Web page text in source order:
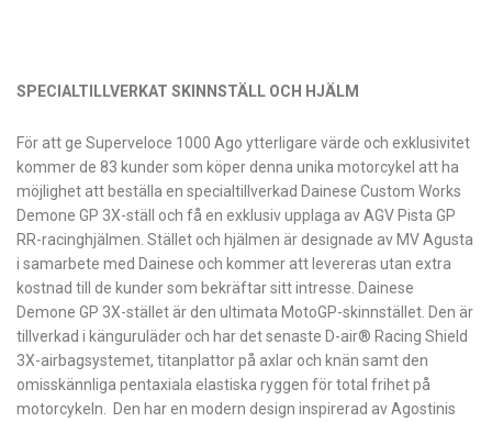
SPECIALTILLVERKAT SKINNSTÄLL OCH HJÄLM
För att ge Superveloce 1000 Ago ytterligare värde och exklusivitet
kommer de 83 kunder som köper denna unika motorcykel att ha
möjlighet att beställa en specialtillverkad Dainese Custom Works
Demone GP 3X-ställ och få en exklusiv upplaga av AGV Pista GP
RR-racinghjälmen. Stället och hjälmen är designade av MV Agusta
i samarbete med Dainese och kommer att levereras utan extra
kostnad till de kunder som bekräftar sitt intresse. Dainese
Demone GP 3X-stället är den ultimata MotoGP-skinnstället. Den är
tillverkad i känguruläder och har det senaste D-air® Racing Shield
3X-airbagsystemet, titanplattor på axlar och knän samt den
omisskännliga pentaxiala elastiska ryggen för total frihet på
motorcykeln. Den har en modern design inspirerad av Agostinis